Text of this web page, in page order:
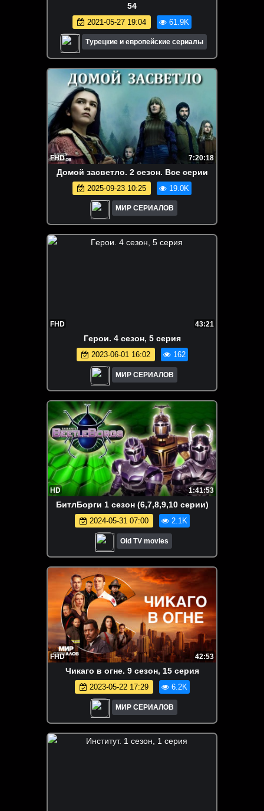
54
2021-05-27 19:04 61.9K
Турецкие и европейские сериалы
FHD 7:20:18
Домой засветло. 2 сезон. Все серии
2025-09-23 10:25 19.0K
МИР СЕРИАЛОВ
FHD 43:21
Гepoи. 4 сезон, 5 серия
2023-06-01 16:02 162
МИР СЕРИАЛОВ
HD 1:41:53
БитлБорги 1 сезон (6,7,8,9,10 серии)
2024-05-31 07:00 2.1K
Old TV movies
FHD 42:53
Чикаго в огне. 9 сезон, 15 серия
2023-05-22 17:29 6.2K
МИР СЕРИАЛОВ